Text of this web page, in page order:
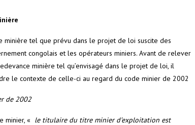
minière tel que prévu dans le projet de loi suscite des
congolais et les opérateurs miniers. Avant de relever
minière tel qu’envisagé dans le projet de loi, il
le contexte de celle-ci au regard du code minier de 2002
de 2002
minier, « le titulaire du titre minier d’exploitation est